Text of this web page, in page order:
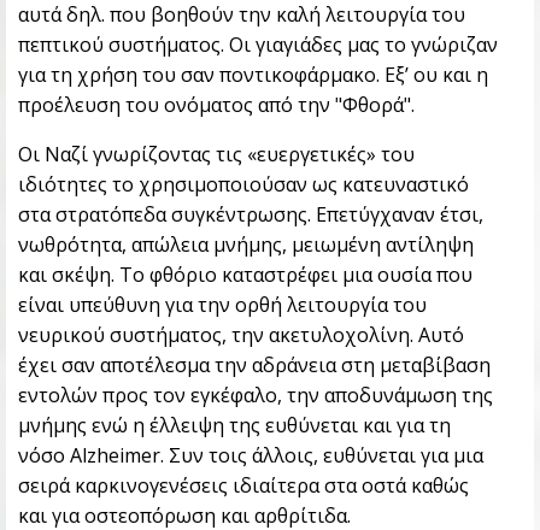
αυτά δηλ. που βοηθούν την καλή λειτουργία του
πεπτικού συστήματος. Οι γιαγιάδες μας το γνώριζαν
για τη χρήση του σαν ποντικοφάρμακο. Εξ’ ου και η
προέλευση του ονόματος από την "Φθορά".
Οι Ναζί γνωρίζοντας τις «ευεργετικές» του
ιδιότητες το χρησιμοποιούσαν ως κατευναστικό
στα στρατόπεδα συγκέντρωσης. Επετύγχαναν έτσι,
νωθρότητα, απώλεια μνήμης, μειωμένη αντίληψη
και σκέψη. Το φθόριο καταστρέφει μια ουσία που
είναι υπεύθυνη για την ορθή λειτουργία του
νευρικού συστήματος, την ακετυλοχολίνη. Αυτό
έχει σαν αποτέλεσμα την αδράνεια στη μεταβίβαση
εντολών προς τον εγκέφαλο, την αποδυνάμωση της
μνήμης ενώ η έλλειψη της ευθύνεται και για τη
νόσο Alzheimer. Συν τοις άλλοις, ευθύνεται για μια
σειρά καρκινογενέσεις ιδιαίτερα στα οστά καθώς
και για οστεοπόρωση και αρθρίτιδα.